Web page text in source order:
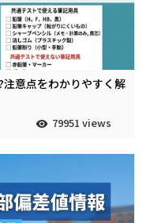
意点をわかりやすく解
79951 views